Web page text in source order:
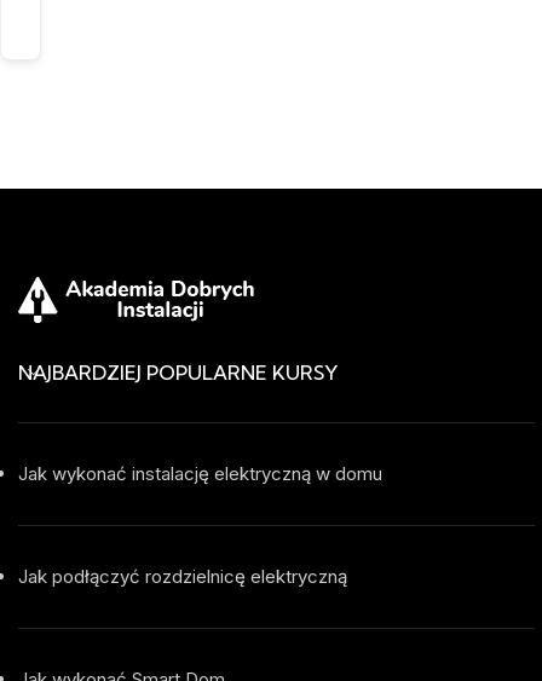
NAJBARDZIEJ POPULARNE KURSY
Jak wykonać instalację elektryczną w domu
Jak podłączyć rozdzielnicę elektryczną